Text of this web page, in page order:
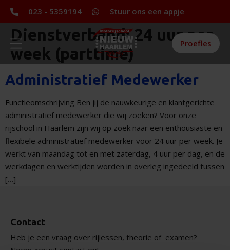
023 - 5359194 Stuur ons een appje
Proefles
Dienstverband:24 uur per
week (parttime)
Administratief Medewerker
Functieomschrijving Ben jij de nauwkeurige en klantgerichte
administratief medewerker die wij zoeken? Voor onze
rijschool in Haarlem zijn wij op zoek naar een enthousiaste en
flexibele administratief medewerker voor 24 uur per week. Je
werkt van maandag tot en met zaterdag, 4 uur per dag, en de
werkdagen en werktijden worden in overleg ingedeeld tussen
[…]
Contact
Heb je een vraag over rijlessen, theorie of examen?